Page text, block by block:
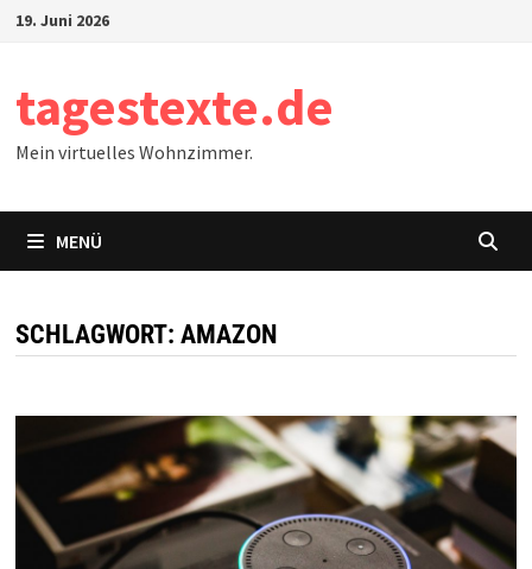
Zum19. Juni 2026
tagestexte.de
Mein virtuelles Wohnzimmer.
MENÜ
SCHLAGWORT: AMAZON